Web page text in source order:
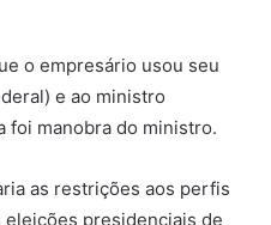
o empresário usou seu
e ao ministro
foi manobra do ministro.
as restrições aos perfis
eleições presidenciais de